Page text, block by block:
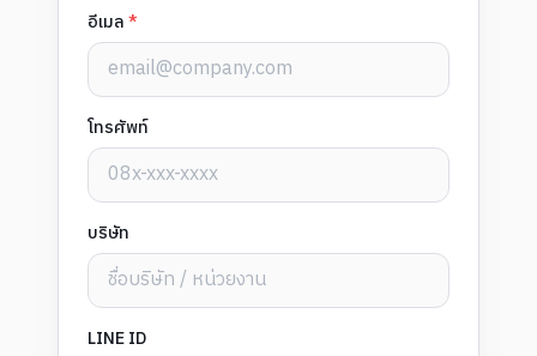
อีเมล*
โทรศัพท์
บริษัท
LINE ID